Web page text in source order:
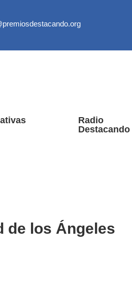
Radio
Destacando
de los Ángeles